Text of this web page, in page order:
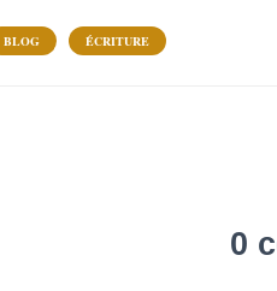
BLOG ÉCRITURE
0